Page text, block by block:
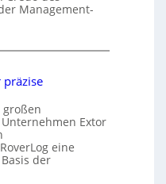
Management-
präzise
Extor
eine
der